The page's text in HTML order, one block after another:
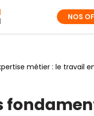
NOS
métier : le travail